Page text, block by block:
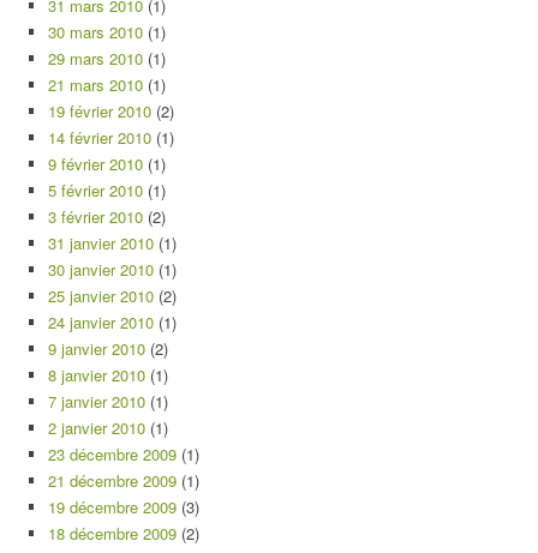
31 mars 2010 (1)
30 mars 2010 (1)
29 mars 2010 (1)
21 mars 2010 (1)
19 février 2010 (2)
14 février 2010 (1)
9 février 2010 (1)
5 février 2010 (1)
3 février 2010 (2)
31 janvier 2010 (1)
30 janvier 2010 (1)
25 janvier 2010 (2)
24 janvier 2010 (1)
9 janvier 2010 (2)
8 janvier 2010 (1)
7 janvier 2010 (1)
2 janvier 2010 (1)
23 décembre 2009 (1)
21 décembre 2009 (1)
19 décembre 2009 (3)
18 décembre 2009 (2)